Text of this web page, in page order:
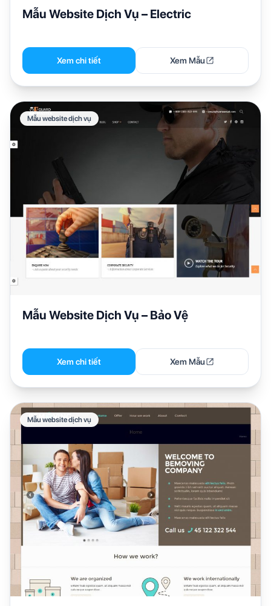
Mẫu Website Dịch Vụ – Electric
Xem chi tiết Xem Mẫu
Mẫu website dịch vụ
Mẫu Website Dịch Vụ – Bảo Vệ
Xem chi tiết Xem Mẫu
Mẫu website dịch vụ